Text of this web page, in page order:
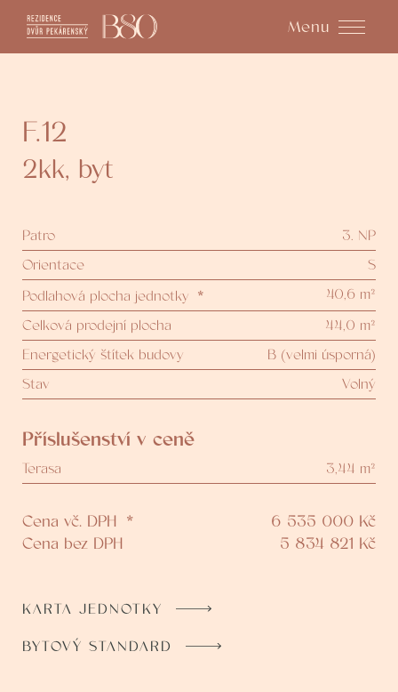
Menu
F.12
2kk, byt
Patro
3. NP
Orientace
S
Podlahová plocha jednotky
*
40,6 m²
Celková prodejní plocha
44,0 m²
Energetický štítek budovy
B (velmi úsporná)
Stav
Volný
Příslušenství v ceně
Terasa 3,44 m²
Cena vč. DPH * 6 535 000 Kč
Cena bez DPH
5 834 821 Kč
KARTA JEDNOTKY
BYTOVÝ STANDARD